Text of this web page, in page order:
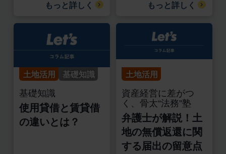
もっと詳しく もっと詳しく
土地活用 基礎知識
基礎知識
使用貸借と賃貸借
の違いとは？
土地活用
資産経営に差がつ
く、骨太“法務”塾
弁護士が解説！土
地の無償返還に関
する届出の留意点